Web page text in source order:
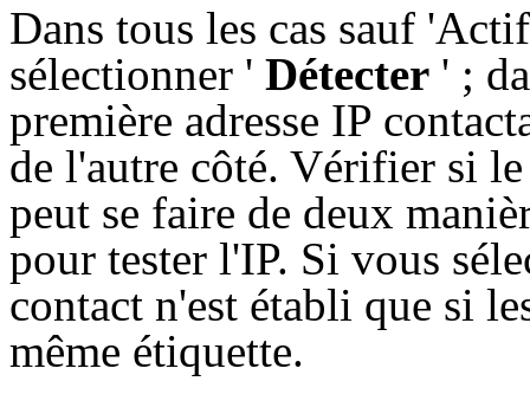
Dans tous les cas sauf
sélectionner ' Détecter ' ;
première adresse IP
de l'autre côté. Vérifier si
peut se faire de deux
pour tester l'IP. Si vous
contact n'est établi que si
même étiquette.